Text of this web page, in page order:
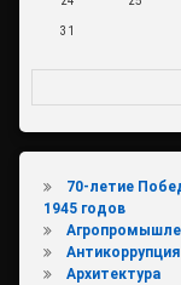
31
70-летие
1945 годов
Антикоррупция
Архитектура